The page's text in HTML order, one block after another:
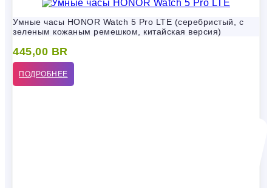
Умные часы HONOR Watch 5 Pro LTE (серебристый, с
зеленым кожаным ремешком, китайская версия)
445,00 BR
ПОДРОБНЕЕ